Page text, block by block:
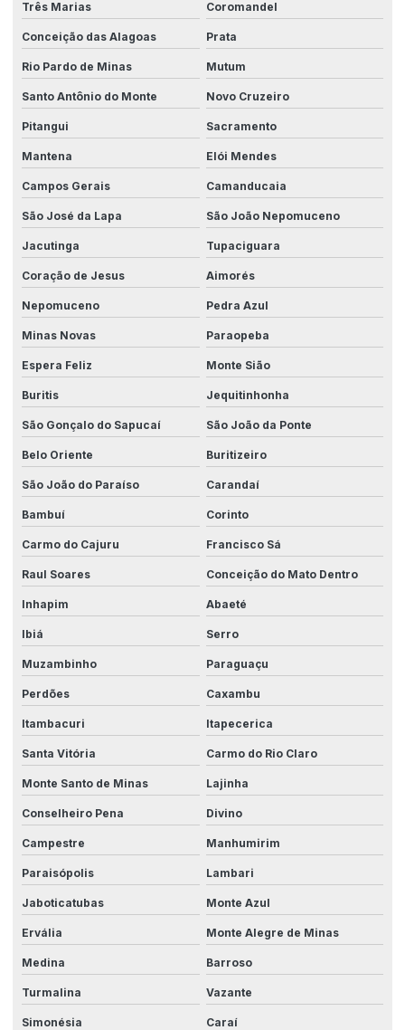
Três Marias Coromandel
Conceição das Alagoas Prata
Rio Pardo de Minas Mutum
Santo Antônio do Monte Novo Cruzeiro
Pitangui Sacramento
Mantena Elói Mendes
Campos Gerais Camanducaia
São José da Lapa São João Nepomuceno
Jacutinga Tupaciguara
Coração de Jesus Aimorés
Nepomuceno Pedra Azul
Minas Novas Paraopeba
Espera Feliz Monte Sião
Buritis Jequitinhonha
São Gonçalo do Sapucaí São João da Ponte
Belo Oriente Buritizeiro
São João do Paraíso Carandaí
Bambuí Corinto
Carmo do Cajuru Francisco Sá
Raul Soares Conceição do Mato Dentro
Inhapim Abaeté
Ibiá Serro
Muzambinho Paraguaçu
Perdões Caxambu
Itambacuri Itapecerica
Santa Vitória Carmo do Rio Claro
Monte Santo de Minas Lajinha
Conselheiro Pena Divino
Campestre Manhumirim
Paraisópolis Lambari
Jaboticatubas Monte Azul
Ervália Monte Alegre de Minas
Medina Barroso
Turmalina Vazante
Simonésia Caraí